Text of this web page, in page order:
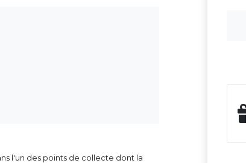
l'un des points de collecte dont la